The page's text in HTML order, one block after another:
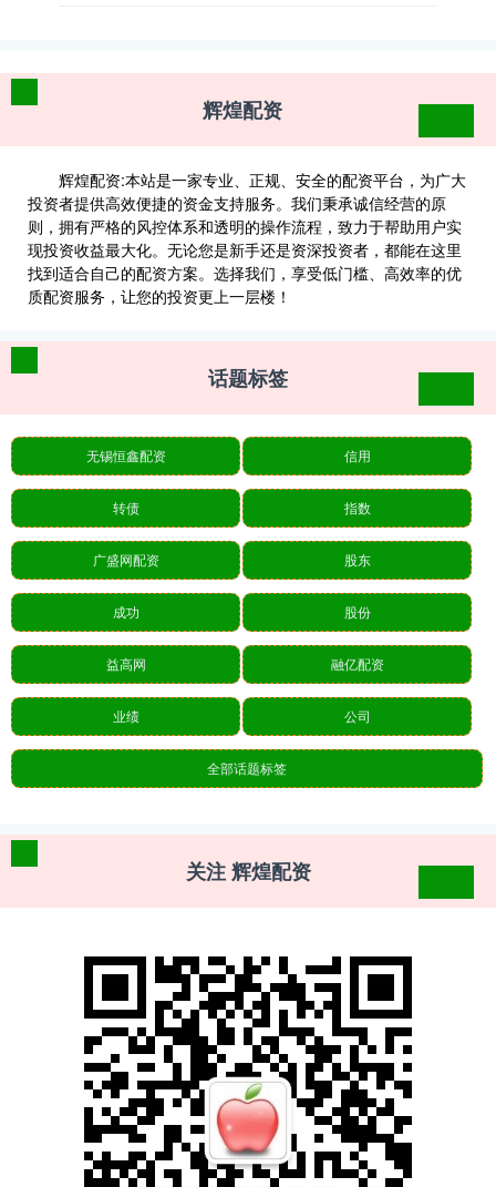
辉煌配资
辉煌配资:本站是一家专业、正规、安全的配资平台，为广大
投资者提供高效便捷的资金支持服务。我们秉承诚信经营的原
则，拥有严格的风控体系和透明的操作流程，致力于帮助用户实
现投资收益最大化。无论您是新手还是资深投资者，都能在这里
找到适合自己的配资方案。选择我们，享受低门槛、高效率的优
质配资服务，让您的投资更上一层楼！
话题标签
无锡恒鑫配资 信用
转债 指数
广盛网配资 股东
成功 股份
益高网 融亿配资
业绩 公司
全部话题标签
关注 辉煌配资